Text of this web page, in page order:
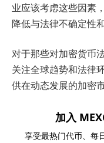
业应该考虑这些因素
降低与法律不确定性
对于那些对加密货币
关注全球趋势和法律
供在动态发展的加密
加入
享受最热门代币、每